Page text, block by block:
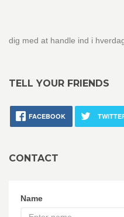
dig med at handle ind i
TELL YOUR FRIENDS
FACEBOOK
CONTACT
Name